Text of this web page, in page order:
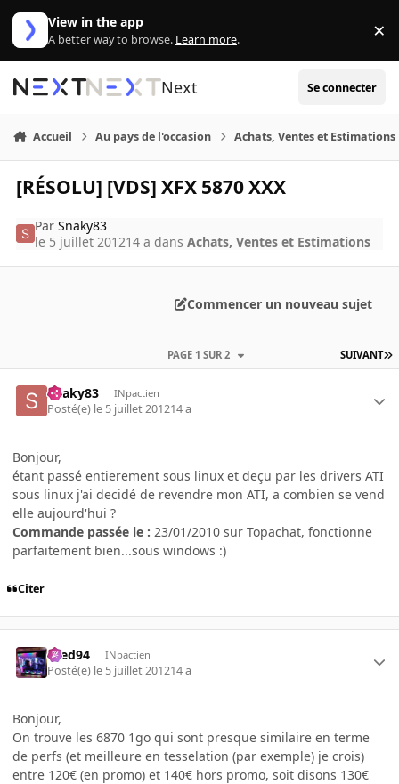
Aller au contenu
View in the app
A better way to browse. Learn more. ×
Next Se connecter
Accueil Au pays de l'occasion Achats, Ventes et Estimations
[RÉSOLU] [VDS] XFX 5870 XXX
ParSnaky83
le 5 juillet 201214 a dansAchats, Ventes et Estimations
Commencer un nouveau sujet
SUIVANT
PAGE 1 SUR 2
Snaky83 INpactien
Posté(e) le 5 juillet 201214 a
Bonjour,
étant passé entierement sous linux et deçu par les drivers ATI
sous linux j'ai decidé de revendre mon ATI, a combien se vend
elle aujourd'hui ?
Commande passée le : 23/01/2010 sur Topachat, fonctionne
parfaitement bien...sous windows :)
Citer
bred94 INpactien
Posté(e) le 5 juillet 201214 a
Bonjour,
On trouve les 6870 1go qui sont presque similaire en terme
de perfs (et meilleure en tesselation (par exemple) je crois)
entre 120€ (en promo) et 140€ hors promo, soit disons 130€